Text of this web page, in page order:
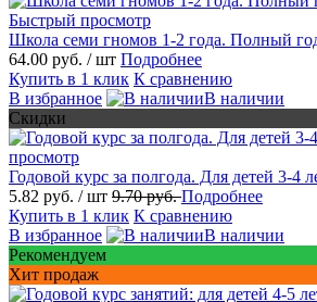
Быстрый просмотр
Школа семи гномов 1-2 года. Полный
64.00 руб. / шт Подробнее
Купить в 1 клик К сравнению
В избранное
В наличии
Скидки
просмотр
Годовой курс за полгода. Для детей 3-4
5.82 руб. / шт 9.70 руб.Подробнее
Купить в 1 клик К сравнению
В избранное
В наличии
Рекомендуем
Хит продаж